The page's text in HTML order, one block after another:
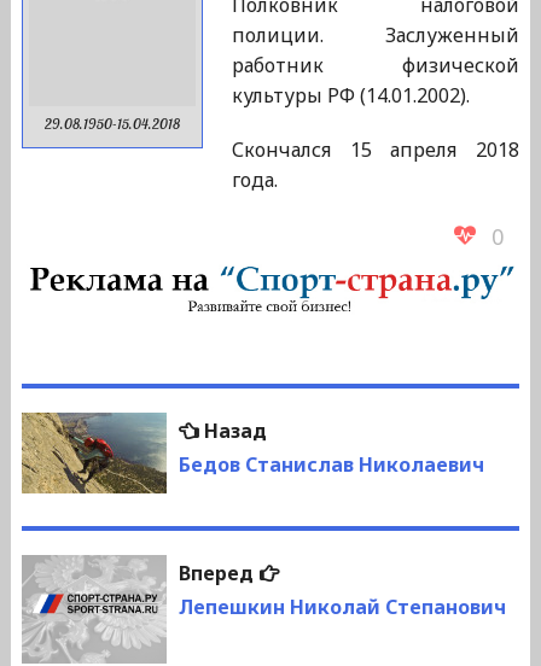
29.08.1950-15.04.2018
Полковник налоговой
полиции. Заслуженный
работник физической
культуры РФ (14.01.2002).
Скончался 15 апреля 2018
года.
0
Навигация
по
записям
НазадПредыдущая
запись:
Бедов Станислав Николаевич
Вперед
Следующая
запись:
Лепешкин Николай Степанович